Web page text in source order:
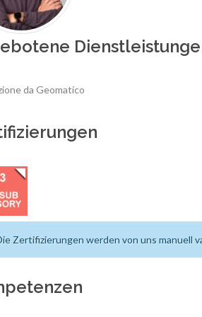
da Geomatico
Zertifizierungen werden von uns manuell